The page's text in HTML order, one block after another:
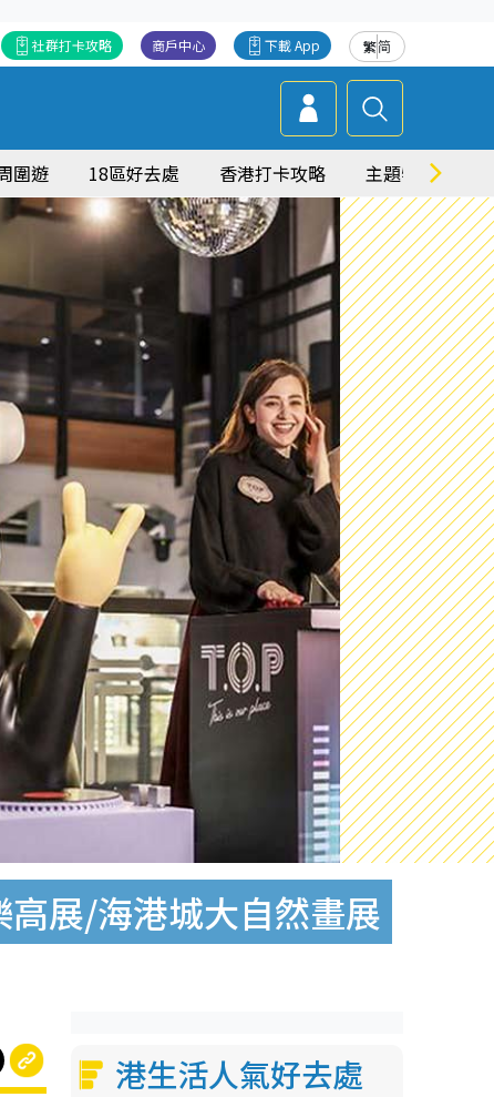
繁简
下載 App
商戶中心
社群打卡攻略
圍遊 18區好去處 香港打卡攻略 主題特集
展/海港城大自然畫展
港生活人氣好去處